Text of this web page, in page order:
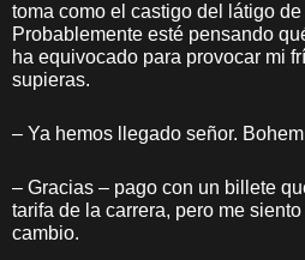
toma como el castigo del látigo
Probablemente esté pensando
ha equivocado para provocar mi
supieras.
– Ya hemos llegado señor.
– Gracias – pago con un billete
tarifa de la carrera, pero me
cambio.